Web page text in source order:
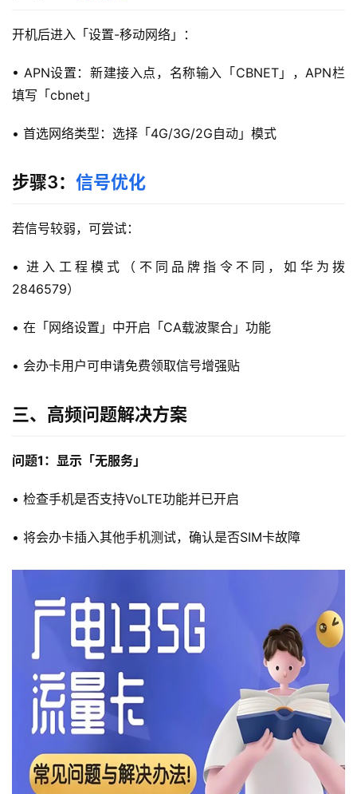
开机后进入「设置-移动网络」：
• APN设置：新建接入点，名称输入「CBNET」，APN栏
填写「cbnet」
• 首选网络类型：选择「4G/3G/2G自动」模式
步骤3： 信号优化
若信号较弱，可尝试：
• 进入工程模式（不同品牌指令不同，如华为拨
2846579）
• 在「网络设置」中开启「CA载波聚合」功能
• 会办卡用户可申请免费领取信号增强贴
三、高频问题解决方案
问题1：显示「无服务」
• 检查手机是否支持VoLTE功能并已开启
• 将会办卡插入其他手机测试，确认是否SIM卡故障